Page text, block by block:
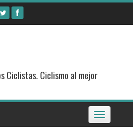
Ciclistas. Ciclismo al mejor
Toggle
navigation